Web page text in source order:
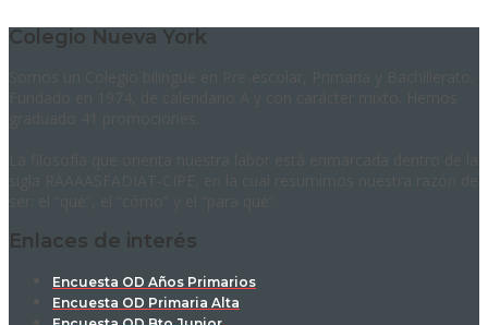
Colegio Nueva York
Enlaces de interés
Encuesta OD Años Primarios
Encuesta OD Primaria Alta